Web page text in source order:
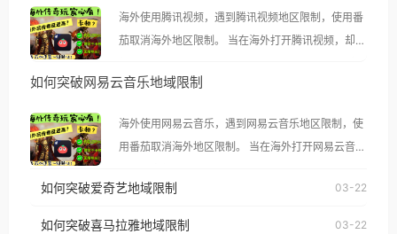
海外使用腾讯视频，遇到腾讯视频地区限制，使用番
茄取消海外地区限制。 当在海外打开腾讯视频，却突
示语。 海外用户如香港、澳门、台湾、美国、加拿
像其他音乐平台一样，出现地区及版权限制问题，且
仅能在中国大陆地区播放。 遇到这个问题的朋友们，
使用番茄回国加速器，即可解决「海外用户收听腾讯
台湾、美国、加拿大、澳大利亚、欧洲等国家和地区
如何突破网易云音乐地域限制
海外使用网易云音乐，遇到网易云音乐地区限制，使
用番茄取消海外地区限制。 当在海外打开网易云音
播放”的提示语。 海外用户如香港、澳门、台湾、美
国、加拿大、澳大利亚、欧洲等国家和地区时，网易
如何突破爱奇艺地域限制 03-22
如何突破喜马拉雅地域限制 03-22